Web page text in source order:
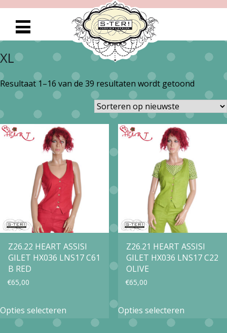
XL
Resultaat 1–16 van de 39 resultaten wordt getoond
op
Z26.22 HEART ASSISI
GILET HX036 LNS17 C61
B RED
€65,00
Opties selecteren
product
Z26.21 HEART ASSISI
GILET HX036 LNS17 C22
OLIVE
€65,00
Opties selecteren
product